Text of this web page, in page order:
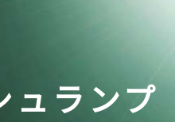
ット
光放射熱
ュランプ
ランプヒ
ット
光放射熱